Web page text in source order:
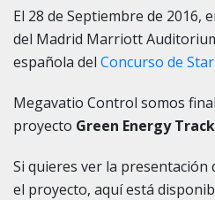
El 28 de Septiembre de 2016,
del Madrid Marriott
española del Concurso de
Megavatio Control somos
proyecto Green Energy
Si quieres ver la
el proyecto, aquí está